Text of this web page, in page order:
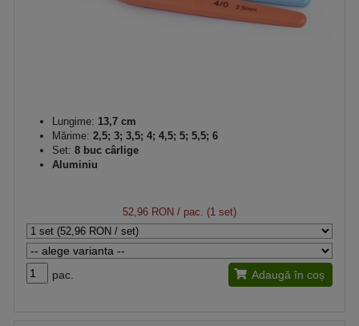
Lungime: 13,7 cm
Mărime: 2,5; 3; 3,5; 4; 4,5; 5; 5,5; 6
Set: 8 buc cârlige
Aluminiu
52,96 RON / pac. (1 set)
pac. Adaugă în coș